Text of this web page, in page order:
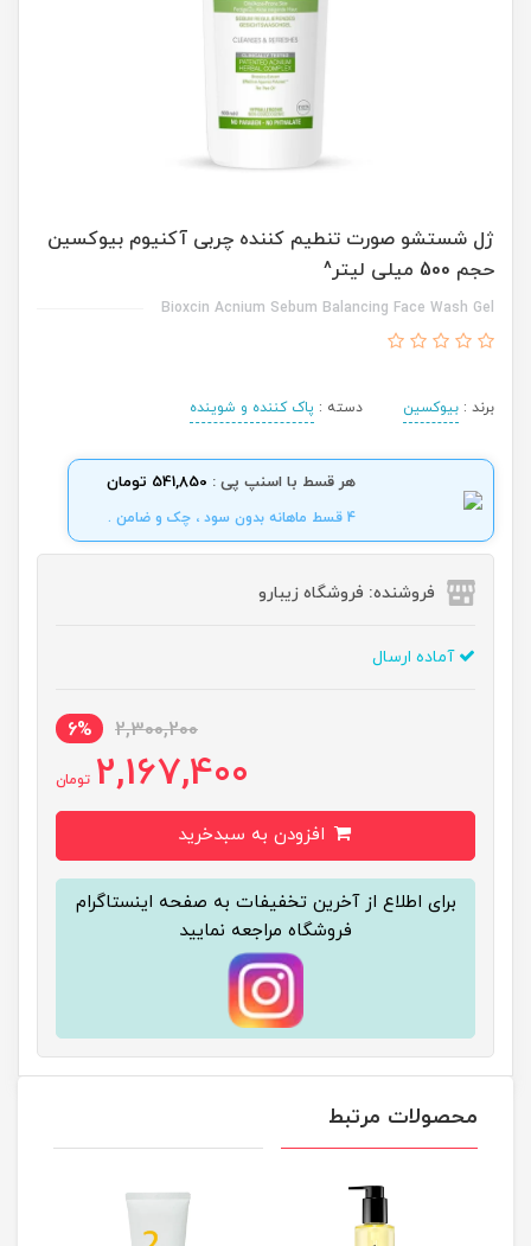
ژل شستشو صورت تنطیم کننده چربی آکنیوم بیوکسین
حجم 500 میلی لیتر^
Bioxcin Acnium Sebum Balancing Face Wash Gel
برند : بیوکسین دسته : پاک کننده و شوینده
هر قسط با اسنپ پی : 541,850 تومان
4 قسط ماهانه بدون سود ، چک و ضامن .
فروشنده: فروشگاه زیبارو
آماده ارسال
2,300,200
6%
2,167,400 تومان
برای اطلاع از آخرین تخفیفات به صفحه اینستاگرام
فروشگاه مراجعه نمایید
محصولات مرتبط